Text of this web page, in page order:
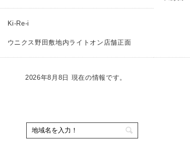
Ki-Re-i
ウニクス野田敷地内ライトオン店舗正面
2026年8月8日 現在の情報です。